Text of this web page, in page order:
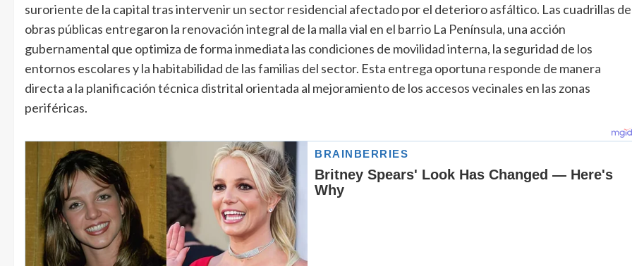
suroriente de la capital tras intervenir un sector residencial afectado por el deterioro asfáltico. Las cuadrillas de
obras públicas entregaron la renovación integral de la malla vial en el barrio La Península, una acción
gubernamental que optimiza de forma inmediata las condiciones de movilidad interna, la seguridad de los
entornos escolares y la habitabilidad de las familias del sector. Esta entrega oportuna responde de manera
directa a la planificación técnica distrital orientada al mejoramiento de los accesos vecinales en las zonas
periféricas.